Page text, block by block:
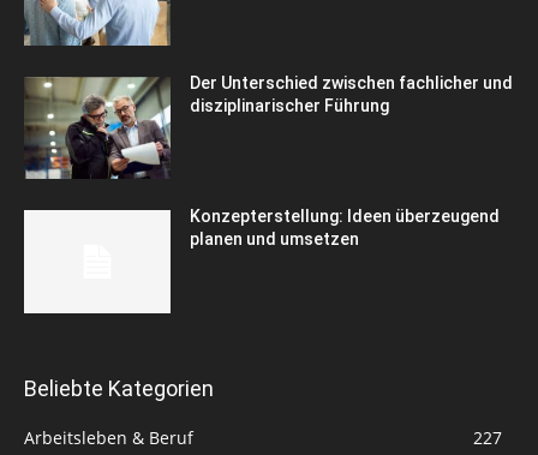
Der Unterschied zwischen fachlicher und
disziplinarischer Führung
Konzepterstellung: Ideen überzeugend
planen und umsetzen
Beliebte Kategorien
Arbeitsleben & Beruf 227